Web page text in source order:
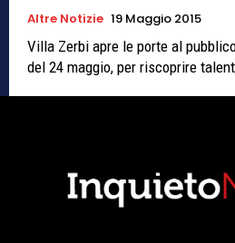
Altre Notizie 19 Maggio 2015
Villa Zerbi apre le porte al
del 24 maggio, per riscoprire